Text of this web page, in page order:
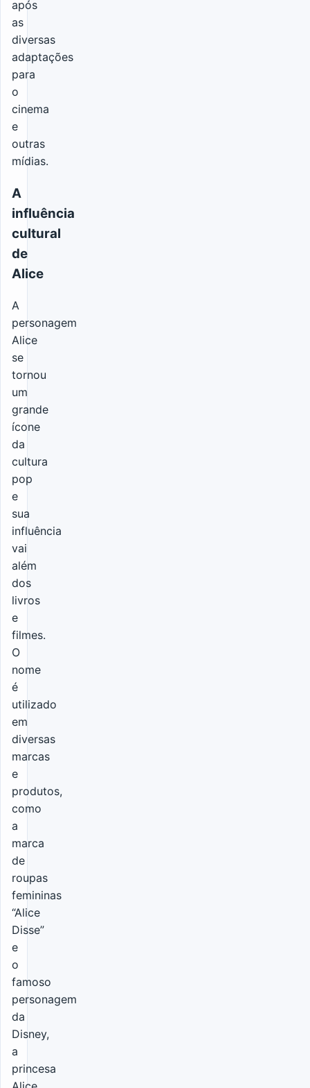
após
as
diversas
adaptações
para
o
cinema
e
outras
mídias.
A
influência
cultural
de
Alice
A
personagem
Alice
se
tornou
um
grande
ícone
da
cultura
pop
e
sua
influência
vai
além
dos
livros
e
filmes.
O
nome
é
utilizado
em
diversas
marcas
e
produtos,
como
a
marca
de
roupas
femininas
“Alice
Disse”
e
o
famoso
personagem
da
Disney,
a
princesa